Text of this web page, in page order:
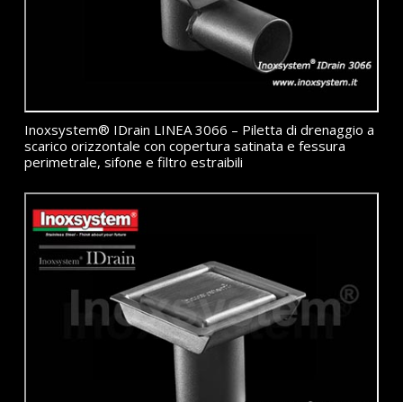
Inoxsystem® IDrain LINEA 3066 – Piletta di drenaggio a
scarico orizzontale con copertura satinata e fessura
perimetrale, sifone e filtro estraibili